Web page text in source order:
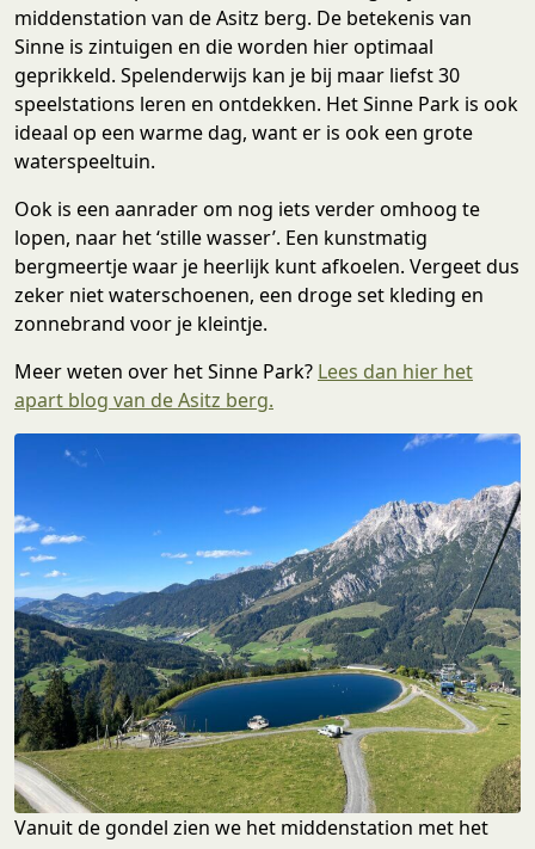
middenstation van de Asitz berg. De betekenis van
Sinne is zintuigen en die worden hier optimaal
geprikkeld. Spelenderwijs kan je bij maar liefst 30
speelstations leren en ontdekken. Het Sinne Park is ook
ideaal op een warme dag, want er is ook een grote
waterspeeltuin.
Ook is een aanrader om nog iets verder omhoog te
lopen, naar het ‘stille wasser’. Een kunstmatig
bergmeertje waar je heerlijk kunt afkoelen. Vergeet dus
zeker niet waterschoenen, een droge set kleding en
zonnebrand voor je kleintje.
Meer weten over het Sinne Park? Lees dan hier het
apart blog van de Asitz berg.
Vanuit de gondel zien we het middenstation met het